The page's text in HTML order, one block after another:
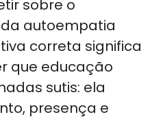
sobre o
autoempatia
correta significa
que educação
sutis: ela
presença e